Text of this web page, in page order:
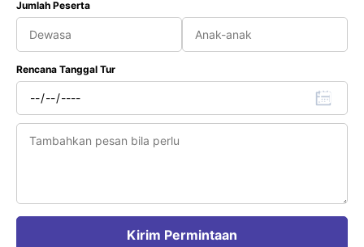
Jumlah Peserta
Rencana Tanggal Tur